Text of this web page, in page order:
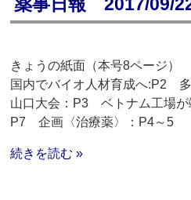
薬事日報 2017/09/
きょうの紙面（本号8ページ）
国内でバイオ人材育成へ:P2
山口大会：P3 ベトナム工場
P7 企画〈治療薬〉：P4～5
続きを読む »